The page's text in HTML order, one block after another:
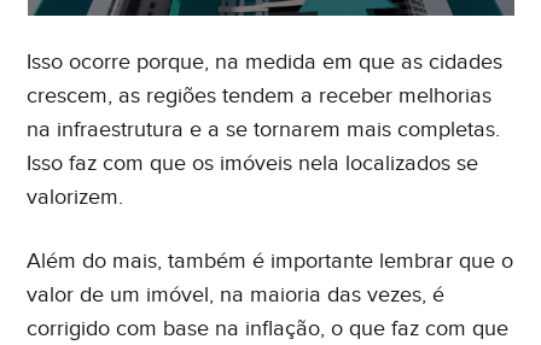
Isso ocorre porque, na medida em que as cidades
crescem, as regiões tendem a receber melhorias
na infraestrutura e a se tornarem mais completas.
Isso faz com que os imóveis nela localizados se
valorizem.
Além do mais, também é importante lembrar que o
valor de um imóvel, na maioria das vezes, é
corrigido com base na inflação, o que faz com que